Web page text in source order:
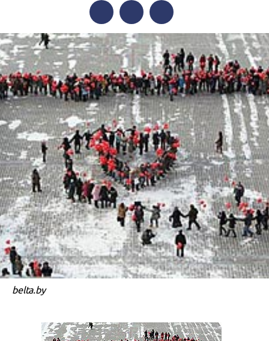
FacebookTwitterTelegram
belta.by